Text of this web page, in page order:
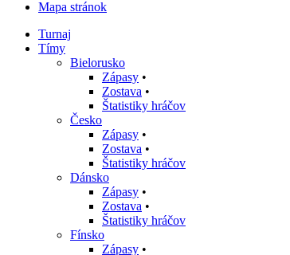
Mapa stránok
Turnaj
Tímy
Bielorusko
Zápasy •
Zostava •
Štatistiky hráčov
Česko
Zápasy •
Zostava •
Štatistiky hráčov
Dánsko
Zápasy •
Zostava •
Štatistiky hráčov
Fínsko
Zápasy •